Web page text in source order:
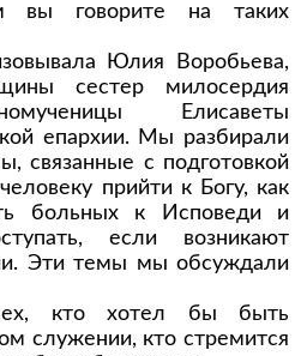
вы говорите на таких
Юлия Воробьева,
сестер милосердия
Елисаветы
епархии. Мы разбирали
связанные с подготовкой
прийти к Богу, как
больных к Исповеди и
если возникают
Эти темы мы обсуждали
кто хотел бы быть
служении, кто стремится